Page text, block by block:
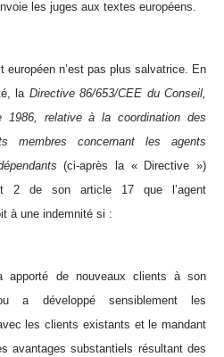
les juges aux textes européens.
européen n’est pas plus salvatrice. En
la Directive 86/653/CEE du Conseil,
1986, relative à la coordination des
membres concernant les agents
(ci-après la « Directive »)
2 de son article 17 que l’agent
à une indemnité si :
apporté de nouveaux clients à son
a développé sensiblement les
les clients existants et le mandant
avantages substantiels résultant des